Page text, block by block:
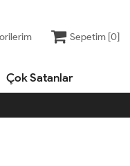
Sepetim [0]
Çok Satanlar